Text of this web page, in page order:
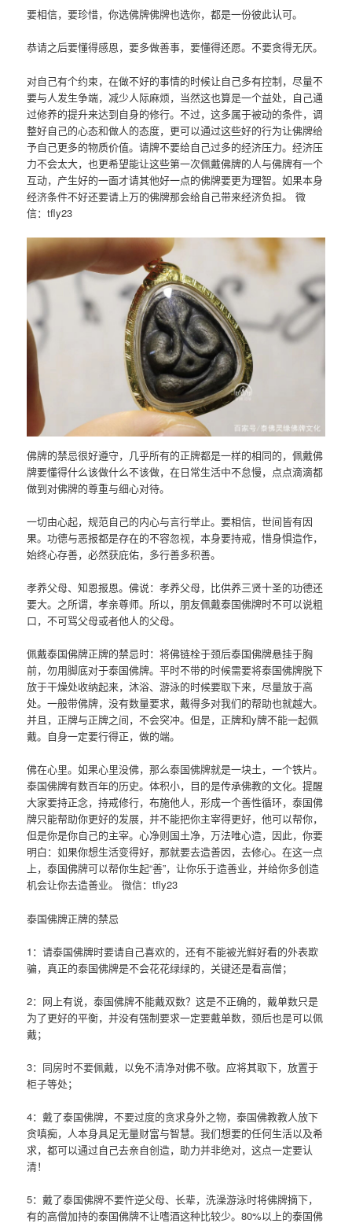
要相信，要珍惜，你选佛牌佛牌也选你，都是一份彼此认可。
恭请之后要懂得感恩，要多做善事，要懂得还愿。不要贪得无厌。
对自己有个约束，在做不好的事情的时候让自己多有控制，尽量不
要与人发生争端，减少人际麻烦，当然这也算是一个益处，自己通
过修养的提升来达到自身的修行。不过，这多属于被动的条件，调
整好自己的心态和做人的态度，更可以通过这些好的行为让佛牌给
予自己更多的物质价值。请牌不要给自己过多的经济压力。经济压
力不会太大，也更希望能让这些第一次佩戴佛牌的人与佛牌有一个
互动，产生好的一面才请其他好一点的佛牌要更为理智。如果本身
经济条件不好还要请上万的佛牌那会给自己带来经济负担。 微
信：tfly23
佛牌的禁忌很好遵守，几乎所有的正牌都是一样的相同的，佩戴佛
牌要懂得什么该做什么不该做，在日常生活中不怠慢，点点滴滴都
做到对佛牌的尊重与细心对待。
一切由心起，规范自己的内心与言行举止。要相信，世间皆有因
果。功德与恶报都是存在的不容忽视，本身要持戒，惜身惧造作，
始终心存善，必然获庇佑，多行善多积善。
孝养父母、知恩报恩。佛说：孝养父母，比供养三贤十圣的功德还
要大。之所谓，孝亲尊师。所以，朋友佩戴泰国佛牌时不可以说粗
口，不可骂父母或者他人的父母。
佩戴泰国佛牌正牌的禁忌时：将佛链栓于颈后泰国佛牌悬挂于胸
前，勿用脚底对于泰国佛牌。平时不带的时候需要将泰国佛牌脱下
放于干燥处收纳起来，沐浴、游泳的时候要取下来，尽量放于高
处。一般带佛牌，没有数量要求，戴得多对我们的帮助也就越大。
并且，正牌与正牌之间，不会突冲。但是，正牌和y牌不能一起佩
戴。自身一定要行得正，做的端。
佛在心里。如果心里没佛，那么泰国佛牌就是一块土，一个铁片。
泰国佛牌有数百年的历史。体积小，目的是传承佛教的文化。提醒
大家要持正念，持戒修行，布施他人，形成一个善性循环，泰国佛
牌只能帮助你更好的发展，并不能把你主宰得更好，他可以帮你，
但是你是你自己的主宰。心净则国土净，万法唯心造，因此，你要
明白：如果你想生活变得好，那就要去造善因，去修心。在这一点
上，泰国佛牌可以帮你生起“善”，让你乐于造善业，并给你多创造
机会让你去造善业。 微信：tfly23
泰国佛牌正牌的禁忌
1：请泰国佛牌时要请自己喜欢的，还有不能被光鲜好看的外表欺
骗，真正的泰国佛牌是不会花花绿绿的，关键还是看高僧；
2：网上有说，泰国佛牌不能戴双数？这是不正确的，戴单数只是
为了更好的平衡，并没有强制要求一定要戴单数，颈后也是可以佩
戴；
3：同房时不要佩戴，以免不清净对佛不敬。应将其取下，放置于
柜子等处；
4：戴了泰国佛牌，不要过度的贪求身外之物，泰国佛教教人放下
贪嗔痴，人本身具足无量财富与智慧。我们想要的任何生活以及希
求，都可以通过自己去亲自创造，助力并非绝对，这点一定要认
清！
5：戴了泰国佛牌不要忤逆父母、长辈，洗澡游泳时将佛牌摘下，
有的高僧加持的泰国佛牌不让嗜酒这种比较少。80%以上的泰国佛